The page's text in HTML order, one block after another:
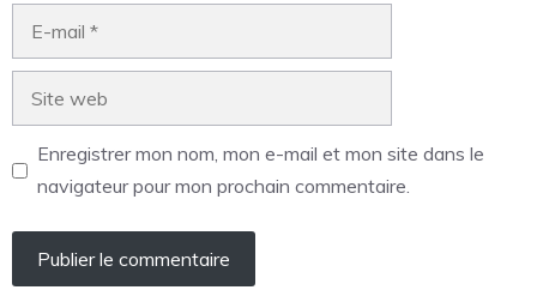
Enregistrer mon nom, mon e-mail et mon site dans le
navigateur pour mon prochain commentaire.